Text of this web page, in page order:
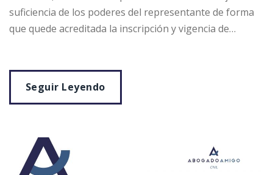
suficiencia de los poderes del representante de forma
que quede acreditada la inscripción y vigencia de…
Seguir Leyendo